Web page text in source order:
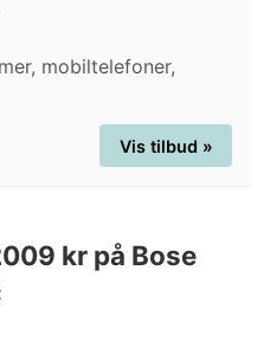
mobiltelefoner,
Vis tilbud »
kr på Bose